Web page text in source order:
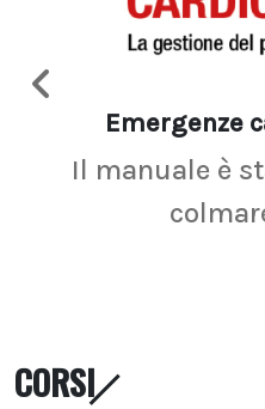
Emergenze
Il manuale è
CORSI